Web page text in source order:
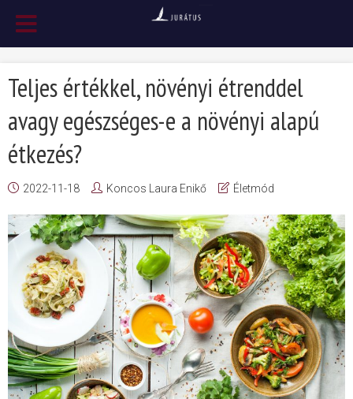
Teljes értékkel, növényi étrenddel
avagy egészséges-e a növényi alapú
étkezés?
2022-11-18 Koncos Laura Enikő Életmód